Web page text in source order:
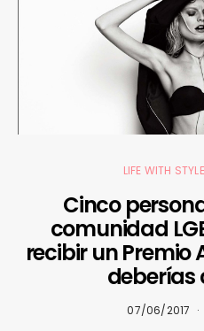
LIFE WITH STYLE
Cinco
comunidad
recibir un Premio
deberías
07/06/2017